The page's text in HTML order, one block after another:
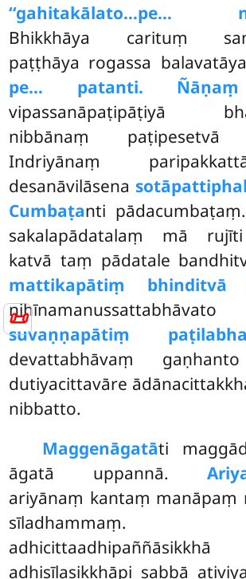
📜
‘‘gahitakālato…pe…
Bhikkhāya carituṃ
paṭṭhāya rogassa balavatāya
pe… patanti. Ñāṇaṃ
vipassanāpaṭipāṭiyā
nibbānaṃ paṭipesetvā
Indriyānaṃ
desanāvilāsena
Cumbaṭanti
sakalapādatalaṃ mā
katvā taṃ pādatale
mattikapātiṃ bhinditvā
suvaṇṇapātiṃ
devattabhāvaṃ
dutiyacittavāre
nibbatto.
Maggenāgatāti
āgatā uppannā.
ariyānaṃ kantaṃ manāpaṃ
sīladhammaṃ.
adhisīlasikkhāpi sabbā